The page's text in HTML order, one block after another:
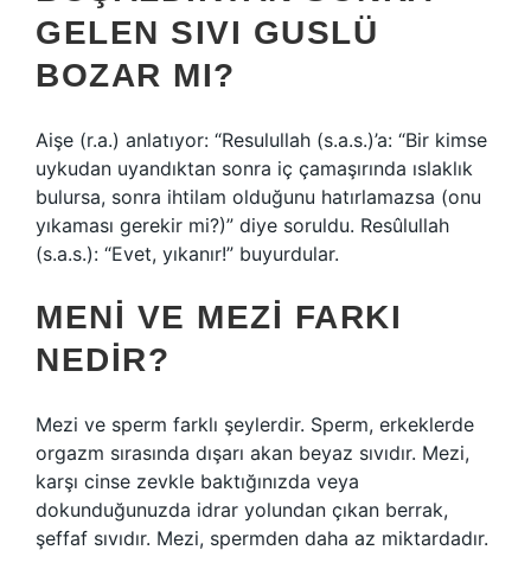
GELEN SIVI GUSLÜ
BOZAR MI?
Aişe (r.a.) anlatıyor: “Resulullah (s.a.s.)’a: “Bir kimse
uykudan uyandıktan sonra iç çamaşırında ıslaklık
bulursa, sonra ihtilam olduğunu hatırlamazsa (onu
yıkaması gerekir mi?)” diye soruldu. Resûlullah
(s.a.s.): “Evet, yıkanır!” buyurdular.
MENI VE MEZI FARKI
NEDIR?
Mezi ve sperm farklı şeylerdir. Sperm, erkeklerde
orgazm sırasında dışarı akan beyaz sıvıdır. Mezi,
karşı cinse zevkle baktığınızda veya
dokunduğunuzda idrar yolundan çıkan berrak,
şeffaf sıvıdır. Mezi, spermden daha az miktardadır.